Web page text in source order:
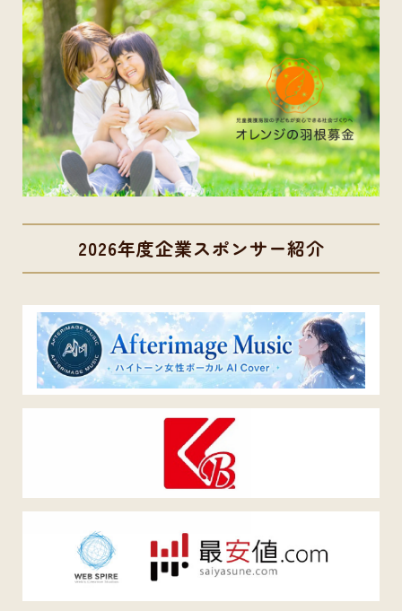
2026年度企業スポンサー紹介